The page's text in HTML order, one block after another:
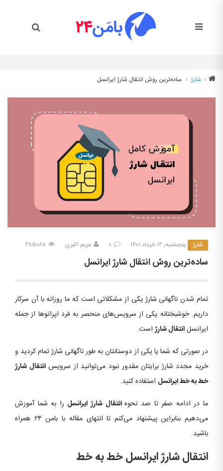
شارژ ساده‌ترین روش انتقال شارژ ایرانسل
شارژ پنجشنبه, ۱۲ خرداد ۱۴۰۱ ۰ مریم اکبری ۳۸۵۰۸۸
ساده‌ترین روش انتقال شارژ ایرانسل
تمام شدن ناگهانی شارژ یکی از مشکلاتی است که ما روزانه با آن سرکار
داریم. خوشبختانه یکی از سرویس‌های منحصر به فرد اپراتوها از جمله
ایرانسلانتقال شارژ است.
در صورتی که شما یا یکی از دوستانتان به طور ناگهانی شارژ تمام کردید و
خرید مجدد شارژ برایتان مقدور نبود می‌توانید از سرویسانتقال شارژ
خط به خط ایرانسل استفاده کنید.
ما در ادامه صفر تا صد نحوهانتقال شارژ ایرانسل را به شما آموزش
می‌دهیم بنابراین پیشنهاد می‌کنم تا انتهای مقاله با بامن ۲۴ همراه
باشید.
انتقال شارژ ایرانسل خط به خط